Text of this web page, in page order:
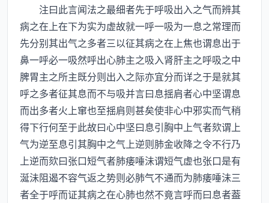
注曰此言闻法之最细者先于呼吸出入之气而辨其
病之在上在下为实为虚故就一呼一吸为一息之常理而
先分别其出气之多者三以征其病之在上焦也谓息出于
鼻一呼必一吸然呼出心肺主之吸入肾肝主之呼吸之中
脾胃主之所主既分则出入之际亦宜分而详之于是就其
呼之多者征其息而不与吸并言曰息揺肩者心中坚谓息
而出多者火上窜也至揺肩则甚矣使非心中邪实而气稍
得下行何至于此故曰心中坚曰息引胸中上气者欬谓上
气为逆至息引其胸中之气上逆则肺金收降之令不行乃
上逆而欬曰张口短气者肺痿唾沬谓短气虚也张口是有
涎沬阻遏不容气返之势则必肺气不通而为肺痿唾沬三
者全于呼而证其病之在心肺也然不竟言呼而曰息者葢